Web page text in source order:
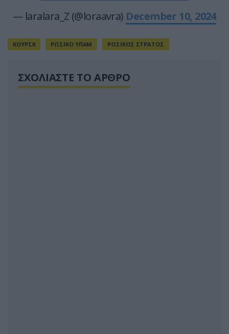
— laralara_Z (@loraavra) December 10, 2024
ΚΟΥΡΣΚ ΡΩΣΙΚΟ ΥΠΑΜ ΡΩΣΙΚΟΣ ΣΤΡΑΤΟΣ
ΣΧΟΛΙΑΣΤΕ ΤΟ ΑΡΘΡΟ